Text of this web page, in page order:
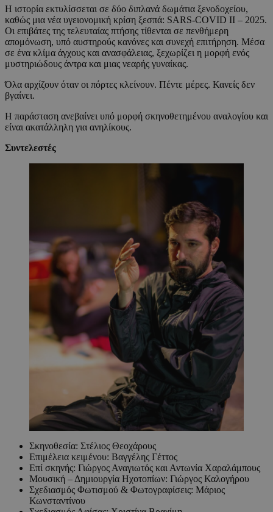
Η ιστορία εκτυλίσσεται σε δύο διπλανά δωμάτια ξενοδοχείου,
καθώς μια νέα υγειονομική κρίση ξεσπά: SARS-COVID II – 2025.
Οι επιβάτες της τελευταίας πτήσης τίθενται σε πενθήμερη
απομόνωση, υπό αυστηρούς κανόνες και συνεχή επιτήρηση. Μέσα
σε ένα κλίμα άγχους και ανασφάλειας, ξεχωρίζει η μορφή ενός
μυστηριώδους άντρα και μιας νεαρής γυναίκας.
Όλα αρχίζουν όταν οι πόρτες κλείνουν. Πέντε μέρες. Κανείς δεν
βγαίνει.
Η παράσταση ανεβαίνει υπό μορφή σκηνοθετημένου αναλογίου και
είναι ακατάλληλη για ανηλίκους.
Συντελεστές
Σκηνοθεσία: Στέλιος Θεοχάρους
Επιμέλεια κειμένου: Βαγγέλης Γέττος
Επί σκηνής: Γιώργος Αναγιωτός και Αντωνία Χαραλάμπους
Μουσική – Δημιουργία Ηχοτοπίων: Γιώργος Καλογήρου
Σχεδιασμός Φωτισμού & Φωτογραφίσεις: Μάριος
Κωνσταντίνου